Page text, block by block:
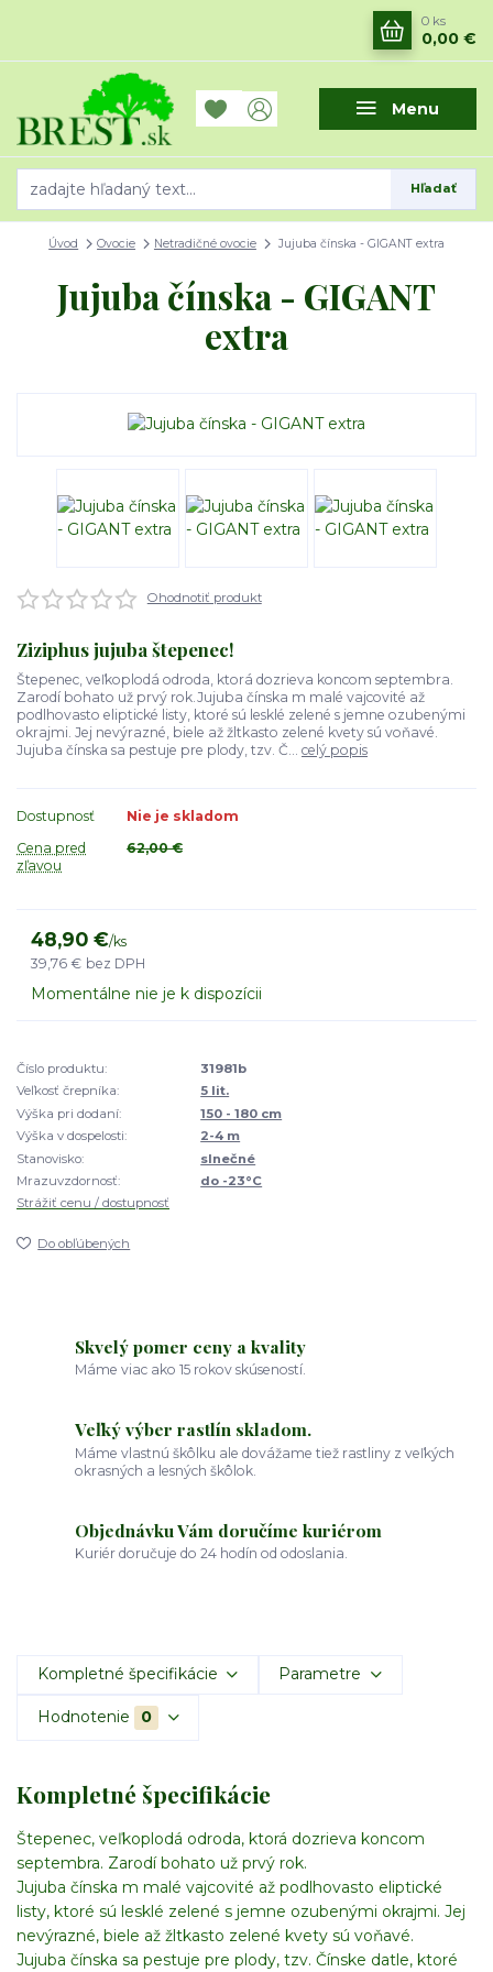
Menu
Hľadať
0 ks
0,00 €
Úvod Ovocie Netradičné ovocie Jujuba čínska - GIGANT extra
Jujuba čínska - GIGANT
extra
Ohodnotiť produkt
Ziziphus jujuba štepenec!
Štepenec, veľkoplodá odroda, ktorá dozrieva koncom septembra.
Zarodí bohato už prvý rok.Jujuba čínska m malé vajcovité až
podlhovasto eliptické listy, ktoré sú lesklé zelené s jemne ozubenými
okrajmi. Jej nevýrazné, biele až žltkasto zelené kvety sú voňavé.
Jujuba čínska sa pestuje pre plody, tzv. Č... celý popis
Dostupnosť
Nie je skladom
Cena pred
zľavou
62,00 €
48,90 €/ks
39,76 € bez DPH
Momentálne nie je k dispozícii
Číslo produktu:
31981b
Veľkosť črepníka:
5 lit.
Výška pri dodaní:
150 - 180 cm
Výška v dospelosti:
2-4 m
Stanovisko:
slnečné
Mrazuvzdornosť:
do -23°C
Strážiť cenu / dostupnosť
Do obľúbených
Skvelý pomer ceny a kvality
Máme viac ako 15 rokov skúseností.
Veľký výber rastlín skladom.
Máme vlastnú škôlku ale dovážame tiež rastliny z veľkých
okrasných a lesných škôlok.
Objednávku Vám doručíme kuriérom
Kuriér doručuje do 24 hodín od odoslania.
Kompletné špecifikácie Parametre
Hodnotenie 0
Kompletné špecifikácie
Štepenec, veľkoplodá odroda, ktorá dozrieva koncom
septembra. Zarodí bohato už prvý rok.
Jujuba čínska m malé vajcovité až podlhovasto eliptické
listy, ktoré sú lesklé zelené s jemne ozubenými okrajmi. Jej
nevýrazné, biele až žltkasto zelené kvety sú voňavé.
Jujuba čínska sa pestuje pre plody, tzv. Čínske datle, ktoré